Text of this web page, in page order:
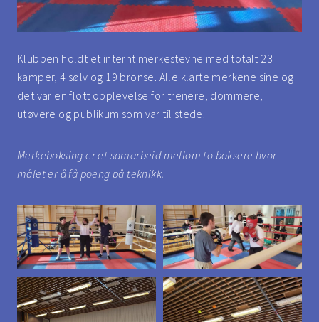
Klubben holdt et internt merkestevne med totalt 23
kamper, 4 sølv og 19 bronse. Alle klarte merkene sine og
det var en flott opplevelse for trenere, dommere,
utøvere og publikum som var til stede.
Merkeboksing er et samarbeid mellom to boksere hvor
målet er å få poeng på teknikk.